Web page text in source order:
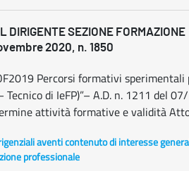
DIRIGENTE SEZIONE FORMAZIONE
2020, n. 1850
Percorsi formativi sperimentali
Tecnico di IeFP)”– A.D. n. 1211 del
attività formative e validità Atto
aventi contenuto di interesse
professionale